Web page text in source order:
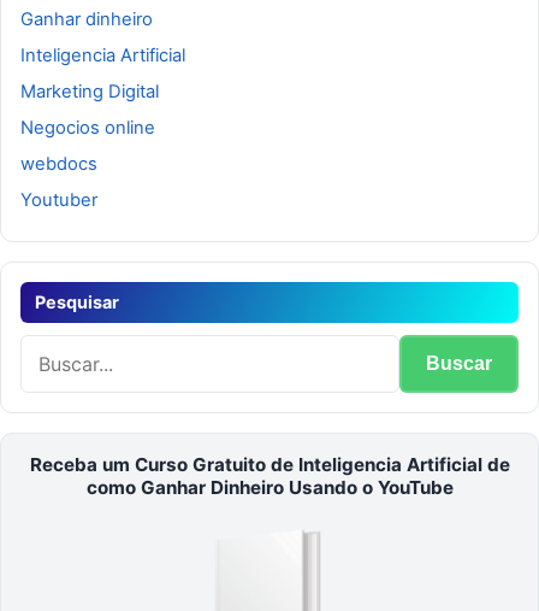
Ganhar dinheiro
Inteligencia Artificial
Marketing Digital
Negocios online
webdocs
Youtuber
Pesquisar
Buscar
Receba um Curso Gratuito de Inteligencia Artificial de
como Ganhar Dinheiro Usando o YouTube